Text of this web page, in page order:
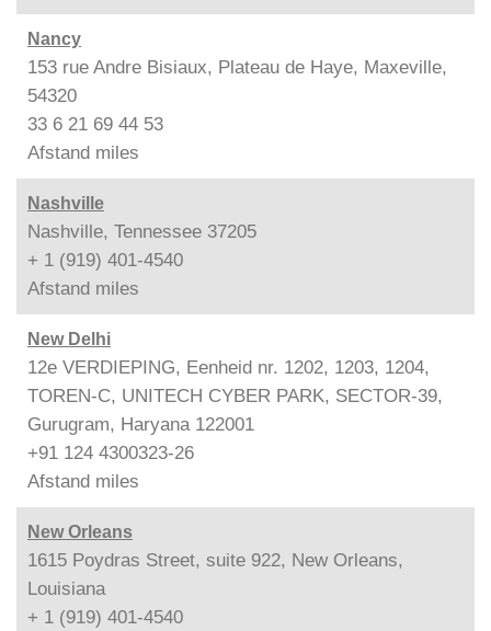
Nancy
153 rue Andre Bisiaux, Plateau de Haye, Maxeville,
54320
33 6 21 69 44 53
Afstand miles
Nashville
Nashville, Tennessee 37205
+ 1 (919) 401-4540
Afstand miles
New Delhi
12e VERDIEPING, Eenheid nr. 1202, 1203, 1204,
TOREN-C, UNITECH CYBER PARK, SECTOR-39,
Gurugram, Haryana 122001
+91 124 4300323-26
Afstand miles
New Orleans
1615 Poydras Street, suite 922, New Orleans,
Louisiana
+ 1 (919) 401-4540